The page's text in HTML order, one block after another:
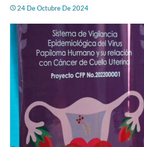
24 De Octubre De 2024